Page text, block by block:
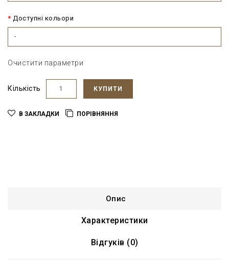
Доступні кольори
-
Очистити параметри
Кількість КУПИТИ
В ЗАКЛАДКИ ПОРІВНЯННЯ
Опис
Характеристики
Відгуків (0)